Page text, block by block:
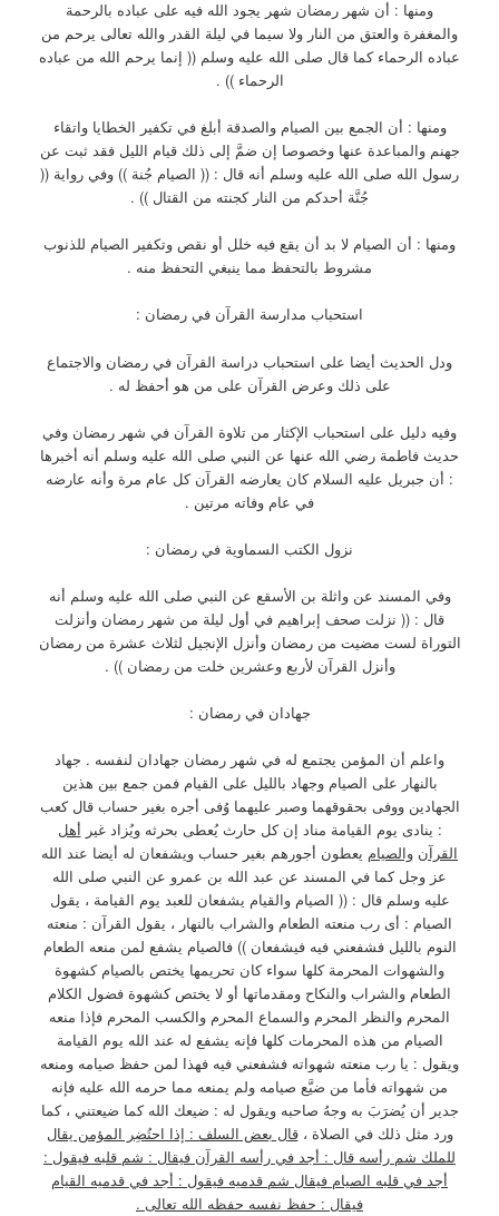
ومنها : أن شهر رمضان شهر يجود الله فيه على عباده بالرحمة
والمغفرة والعتق من النار ولا سيما في ليلة القدر والله تعالى يرحم من
عباده الرحماء كما قال صلى الله عليه وسلم (( إنما يرحم الله من عباده
الرحماء )) .
ومنها : أن الجمع بين الصيام والصدقة أبلغ في تكفير الخطايا واتقاء
جهنم والمباعدة عنها وخصوصا إن ضمَّ إلى ذلك قيام الليل فقد ثبت عن
رسول الله صلى الله عليه وسلم أنه قال : (( الصيام جُنة )) وفي رواية ((
جُنَّة أحدكم من النار كجنته من القتال )) .
ومنها : أن الصيام لا بد أن يقع فيه خلل أو نقص وتكفير الصيام للذنوب
مشروط بالتحفظ مما ينبغي التحفظ منه .
استحباب مدارسة القرآن في رمضان :
ودل الحديث أيضا على استحباب دراسة القرآن في رمضان والاجتماع
على ذلك وعرض القرآن على من هو أحفظ له .
وفيه دليل على استحباب الإكثار من تلاوة القرآن في شهر رمضان وفي
حديث فاطمة رضي الله عنها عن النبي صلى الله عليه وسلم أنه أخبرها
: أن جبريل عليه السلام كان يعارضه القرآن كل عام مرة وأنه عارضه
في عام وفاته مرتين .
نزول الكتب السماوية في رمضان :
وفي المسند عن واثلة بن الأسقع عن النبي صلى الله عليه وسلم أنه
قال : (( نزلت صحف إبراهيم في أول ليلة من شهر رمضان وأنزلت
التوراة لست مضيت من رمضان وأنزل الإنجيل لثلاث عشرة من رمضان
وأنزل القرآن لأربع وعشرين خلت من رمضان )) .
جهادان في رمضان :
واعلم أن المؤمن يجتمع له في شهر رمضان جهادان لنفسه . جهاد
بالنهار على الصيام وجهاد بالليل على القيام فمن جمع بين هذين
الجهادين ووفى بحقوقهما وصبر عليهما وُفى أجره بغير حساب قال كعب
: ينادى يوم القيامة مناد إن كل حارث يُعطى بحرثه ويُزاد غير أهل
القرآن والصيام يعطون أجورهم بغير حساب ويشفعان له أيضا عند الله
عز وجل كما في المسند عن عبد الله بن عمرو عن النبي صلى الله
عليه وسلم قال : (( الصيام والقيام يشفعان للعبد يوم القيامة ، يقول
الصيام : أى رب منعته الطعام والشراب بالنهار ، يقول القرآن : منعته
النوم بالليل فشفعني فيه فيشفعان )) فالصيام يشفع لمن منعه الطعام
والشهوات المحرمة كلها سواء كان تحريمها يختص بالصيام كشهوة
الطعام والشراب والنكاح ومقدماتها أو لا يختص كشهوة فضول الكلام
المحرم والنظر المحرم والسماع المحرم والكسب المحرم فإذا منعه
الصيام من هذه المحرمات كلها فإنه يشفع له عند الله يوم القيامة
ويقول : يا رب منعته شهواته فشفعني فيه فهذا لمن حفظ صيامه ومنعه
من شهواته فأما من ضيَّع صيامه ولم يمنعه مما حرمه الله عليه فإنه
جدير أن يُضرَبَ به وجهُ صاحبه ويقول له : ضيعك الله كما ضيعتني ، كما
ورد مثل ذلك في الصلاة ،قال بعض السلف : إذا احتُضِر المؤمن يقال
للملك شم رأسه قال : أجد في رأسه القرآن فيقال : شم قلبه فيقول :
أجد في قلبه الصيام فيقال شم قدميه فيقول : أجد في قدميه القيام
فيقال : حفظ نفسه حفظه الله تعالى .